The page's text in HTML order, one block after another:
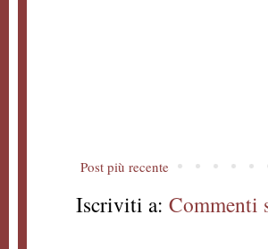
Post più recente
Iscriviti a: Commenti